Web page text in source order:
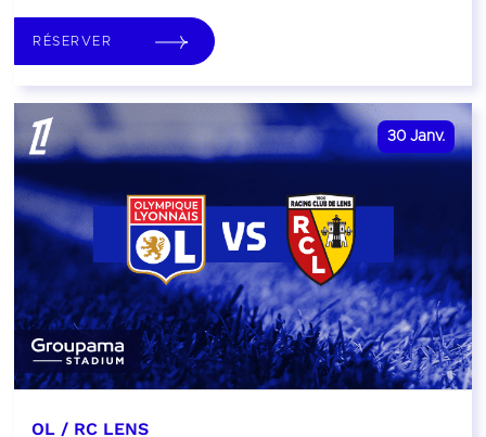
RÉSERVER
30 Janv.
OL / RC LENS